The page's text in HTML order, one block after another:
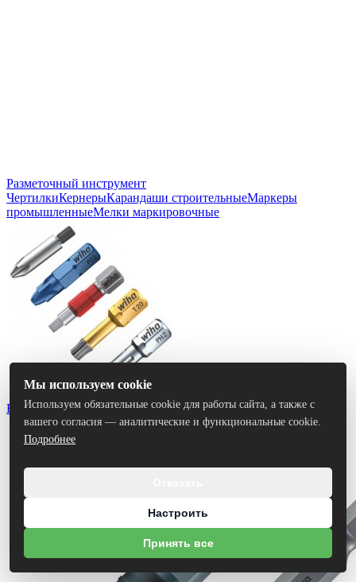
Разметочный инструмент
ЧертилкиКернерыКарандаши строительныеМаркеры
промышленныеМелки маркировочные
Биты
Мы используем cookie
Используем обязательные cookie для работы сайта, а также с
вашего согласия — аналитические и функциональные cookie.
Подробнее
Настроить
Принять все